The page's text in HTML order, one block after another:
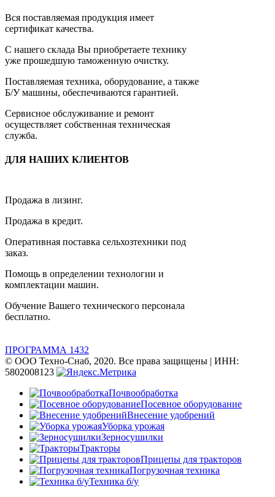
Вся поставляемая продукция имеет
сертификат качества.
С нашего склада Вы приобретаете технику
уже прошедшую таможенную очистку.
Поставляемая техника, оборудование, а также
Б/У машины, обеспечиваются гарантией.
Сервисное обслуживание и ремонт
осуществляет собственная техническая
служба.
ДЛЯ НАШИХ КЛИЕНТОВ
Продажа в лизинг.
Продажа в кредит.
Оперативная поставка сельхозтехники под
заказ.
Помощь в определении технологии и
комплектации машин.
Обучение Вашего технического персонала
бесплатно.
ПРОГРАММА 1432
© ООО Техно-Снаб, 2020. Все права защищены | ИНН:
5802008123
Почвообработка
Посевное оборудование
Внесение удобрений
Уборка урожая
Зерносушилки
Тракторы
Прицепы для тракторов
Погрузочная техника
Техника б/у